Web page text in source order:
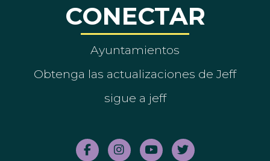
CONECTAR
Ayuntamientos
Obtenga las actualizaciones de Jeff
sigue a jeff